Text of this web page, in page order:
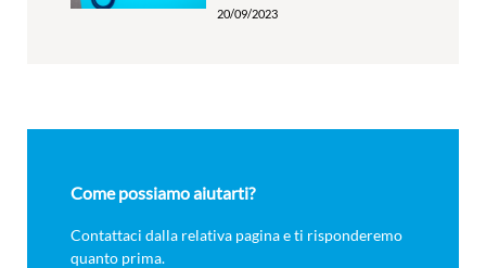
20/09/2023
Come possiamo aiutarti?
Contattaci dalla relativa pagina e ti risponderemo
quanto prima.